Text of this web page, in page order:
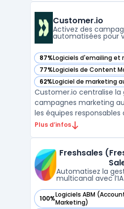
informations provenant
ligne, hors ligne ou de ...
Customer.io
Activez des
automatisées pour
87%Logiciels d'emailing et
— voir Customer.io dans
77%Logiciels de Content
— voir Customer.io dans
62%Logiciel de marketing
— voir Customer.io dans
Customer.io centralise la
campagnes marketing
les équipes responsables
communication sur
homogénéiser leurs
grande échelle, sans
Plus d’infos
Freshsales
Automatisez la
multicanal avec l’IA
100%Logiciels ABM
Marketing)
— voir Freshsales